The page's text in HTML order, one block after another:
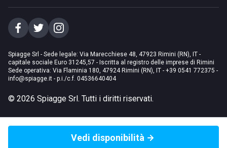
Spiagge Srl - Sede legale: Via Marecchiese 48, 47923 Rimini (RN), IT -
capitale sociale Euro 31245,57 - Iscritta al registro delle imprese di Rimini
Sede operativa: Via Flaminia 180, 47924 Rimini (RN), IT - +39 0541 772375 -
info@spiagge.it - p.i./c.f. 04536640404
© 2026 Spiagge Srl. Tutti i diritti riservati.
Vedi disponibilità